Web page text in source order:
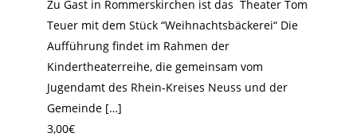
Zu Gast in Rommerskirchen ist das Theater Tom
Teuer mit dem Stück “Weihnachtsbäckerei“ Die
Aufführung findet im Rahmen der
Kindertheaterreihe, die gemeinsam vom
Jugendamt des Rhein-Kreises Neuss und der
Gemeinde […]
3,00€